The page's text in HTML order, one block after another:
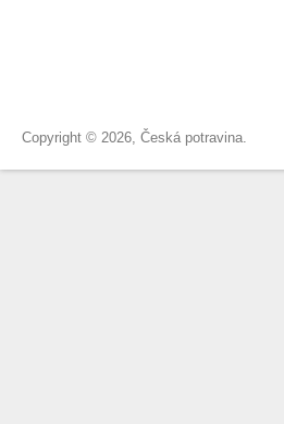
Copyright © 2026, Česká potravina.